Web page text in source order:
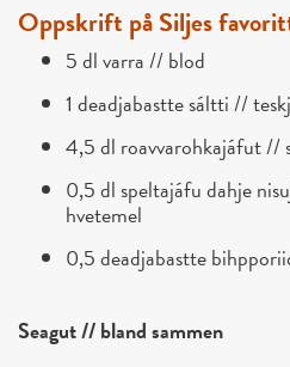
Oppskrift på Siljes
5 dl varra // blod
1 deadjabastte sáltti //
4,5 dl roavvarohkajáfut //
0,5 dl speltajáfu dahje
hvetemel
0,5 deadjabastte
Seagut // bland sammen